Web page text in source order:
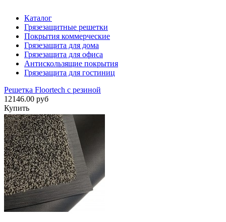
Каталог
Грязезащитные решетки
Покрытия коммерческие
Грязезащита для дома
Грязезащита для офиса
Антискользящие покрытия
Грязезащита для гостиниц
Решетка Floortech с резиной
12146.00 руб
Купить